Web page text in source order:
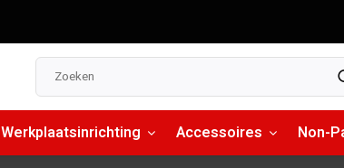
Werkplaatsinrichting Accessoires Non-